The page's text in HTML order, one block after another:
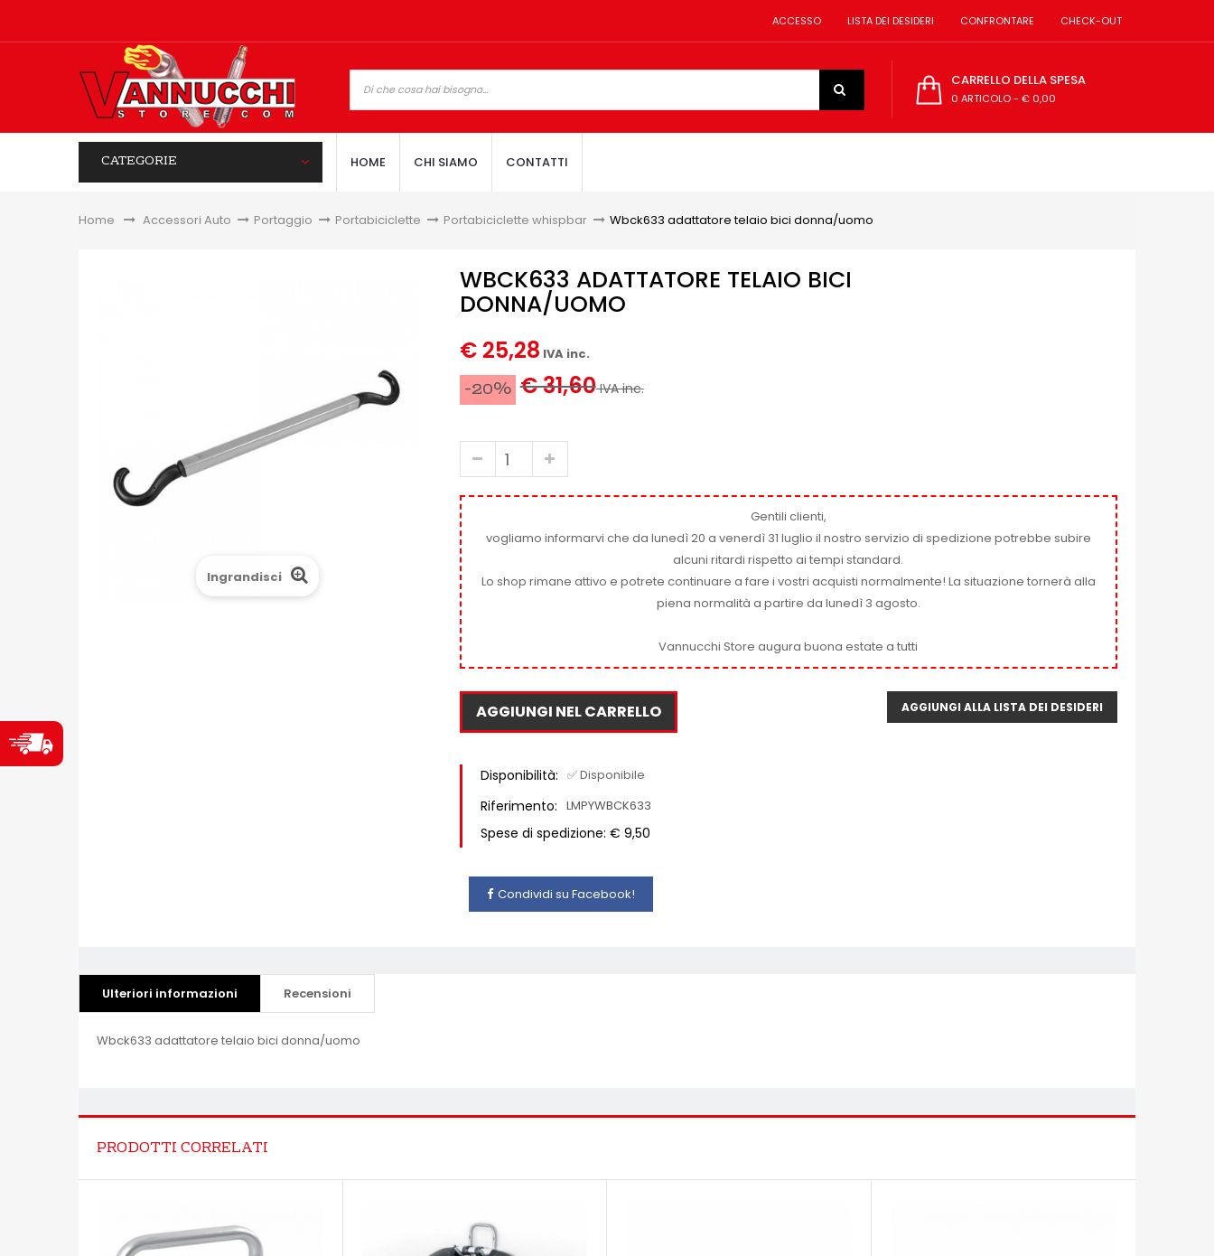
ACCESSO LISTA DEI DESIDERI CONFRONTARE CHECK-OUT
CARRELLO DELLA SPESA
0 ARTICOLO- € 0,00
CATEGORIE HOME CHI SIAMO CONTATTI
Home &gt;Accessori Auto > Portaggio > Portabiciclette > Portabiciclette whispbar > Wbck633 adattatore telaio bici donna/uomo
Ingrandisci
WBCK633 ADATTATORE TELAIO BICI
DONNA/UOMO
€ 25,28 IVA inc.
-20% € 31,60IVA inc.
Gentili clienti,
vogliamo informarvi che da lunedì 20 a venerdì 31 luglio il nostro servizio di spedizione potrebbe subire
alcuni ritardi rispetto ai tempi standard.
Lo shop rimane attivo e potrete continuare a fare i vostri acquisti normalmente! La situazione tornerà alla
piena normalità a partire da lunedì 3 agosto.
Vannucchi Store augura buona estate a tutti
AGGIUNGI NEL CARRELLO AGGIUNGI ALLA LISTA DEI DESIDERI
Disponibilità: ✅ Disponibile
Riferimento: LMPYWBCK633
Spese di spedizione: € 9,50
Condividi su Facebook!
Ulteriori informazioni Recensioni
Wbck633 adattatore telaio bici donna/uomo
PRODOTTI CORRELATI